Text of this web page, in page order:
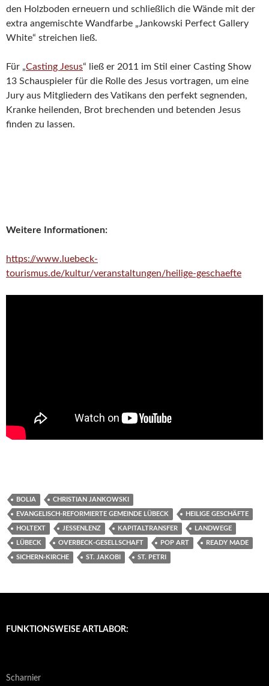
den Holzboden erneuern und schließlich die Wände mit der
extra angemischte Wandfarbe „Jankowski Perfect Gallery
White“ streichen ließ.
Für „Casting Jesus“ ließ er 2011 im Stil einer Casting Show
13 Schauspieler für die Rolle des Jesus vortragen, um eine
Jury aus Mitgliedern des Vatikans den perfekt segnenden,
Kranke heilenden, Brot brechenden und betenden Jesus
finden zu lassen.
Weitere Informationen:
https://www.luebeck-
tourismus.de/kultur/veranstaltungen/heilige-geschaefte
BOLIA CHRISTIAN JANKOWSKI
EVANGELISCH-REFORMIERTE GEMEINDE LÜBECK HEILIGE GESCHÄFTE
HOLTEXT JESSENLENZ KAPITALTRANSFER LANDWEGE
LÜBECK OVERBECK-GESELLSCHAFT POP ART READY MADE
SICHERN-KIRCHE ST. JAKOBI ST. PETRI
FUNKTIONSWEISE ARTLABOR:
Scharnier